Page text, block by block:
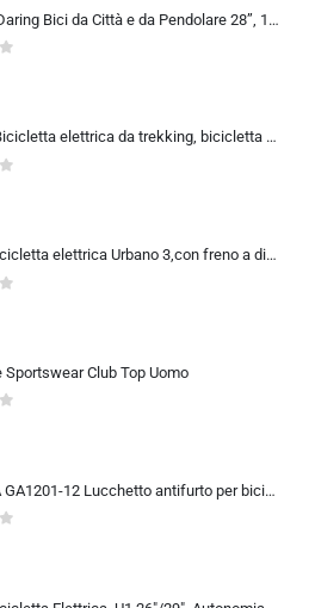
HILAND Daring Bici da Città e da Pendolare 28”, 14 Velocità, Telaio in Alluminio da 49/53/57 cm, 700C Bicicletta Stradale …
Eleglide Bicicletta elettrica da trekking, bicicletta elettrica T1 Step-Thru, 27,5″, bici da trekking, E-Citybike con batt…
Touroll Bicicletta elettrica Urbano 3,con freno a disco idraulico, Motore Centrale 70 NM, Batteria Rimovibile 13Ah, Autonomia
Sportswear Club Top Uomo
GRIFEMA GA1201-12 Lucchetto antifurto per bicicletta con chiave, lucchetto a catena per biciclette, moto, scooter, 120 cm, ne